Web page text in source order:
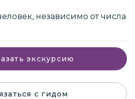
независимо от числа
экскурсию
с гидом